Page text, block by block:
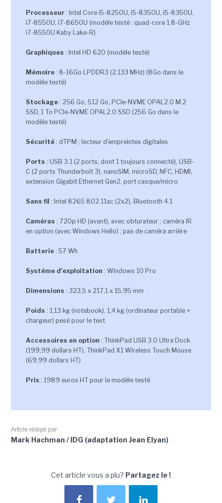
Processeur: Intel Core i5-8250U, i5-8350U, i5-8350U,
i7-8550U, i7-8650U (modèle testé : quad-core 1.8-GHz
i7-8550U Kaby Lake-R)
Graphiques : Intel HD 620 (modèle testé)
Mémoire: 8-16Go LPDDR3 (2,133 MHz) (8Go dans le
modèle testé)
Stockage: 256 Go, 512 Go, PCIe-NVME OPAL2.0 M.2
SSD, 1 To PCIe-NVME OPAL2.0 SSD (256 Go dans le
modèle testé)
Sécurité: dTPM ; lecteur d'empreintes digitales
Ports : USB 3.1 (2 ports, dont 1 toujours connecté), USB-
C (2 ports Thunderbolt 3), nanoSIM, microSD, NFC, HDMI,
extension Gigabit Ethernet Gen2, port casque/micro
Sans fil : Intel 8265 802.11ac (2x2), Bluetooth 4.1
Caméras : 720p HD (avant), avec obturateur ; caméra IR
en option (avec Windows Hello) ; pas de caméra arrière
Batterie: 57 Wh
Système d'exploitation : Windows 10 Pro
Dimensions : 323,5 x 217,1 x 15,95 mm
Poids : 1,13 kg (notebook), 1,4 kg (ordinateur portable +
chargeur) pesé pour le test
Accessoires en option : ThinkPad USB 3.0 Ultra Dock
(199,99 dollars HT), ThinkPad X1 Wireless Touch Mouse
(69,99 dollars HT)
Prix: 1989 euros HT pour le modèle testé
Article rédigé par
Mark Hachman / IDG (adaptation Jean Elyan)
Cet article vous a plu? Partagez le !